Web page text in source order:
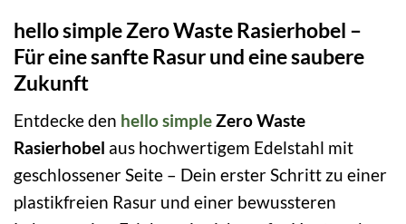
hello simple Zero Waste Rasierhobel –
Für eine sanfte Rasur und eine saubere
Zukunft
Entdecke den hello simpleZero Waste
Rasierhobel aus hochwertigem Edelstahl mit
geschlossener Seite – Dein erster Schritt zu einer
plastikfreien Rasur und einer bewussteren